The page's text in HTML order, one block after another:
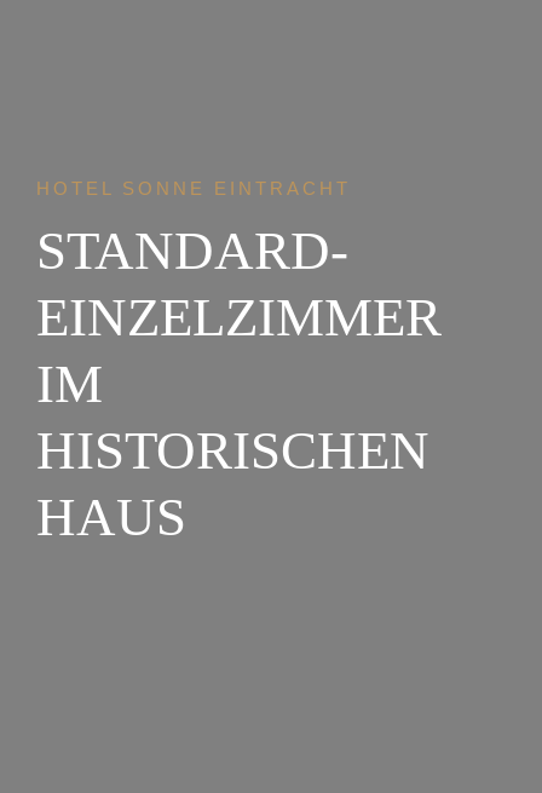
HOTEL SONNE EINTRACHT
STANDARD-
EINZELZIMMER
IM
HISTORISCHEN
HAUS